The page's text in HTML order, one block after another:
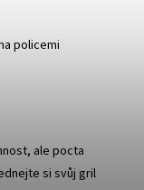
policemi
ale pocta
si svůj gril